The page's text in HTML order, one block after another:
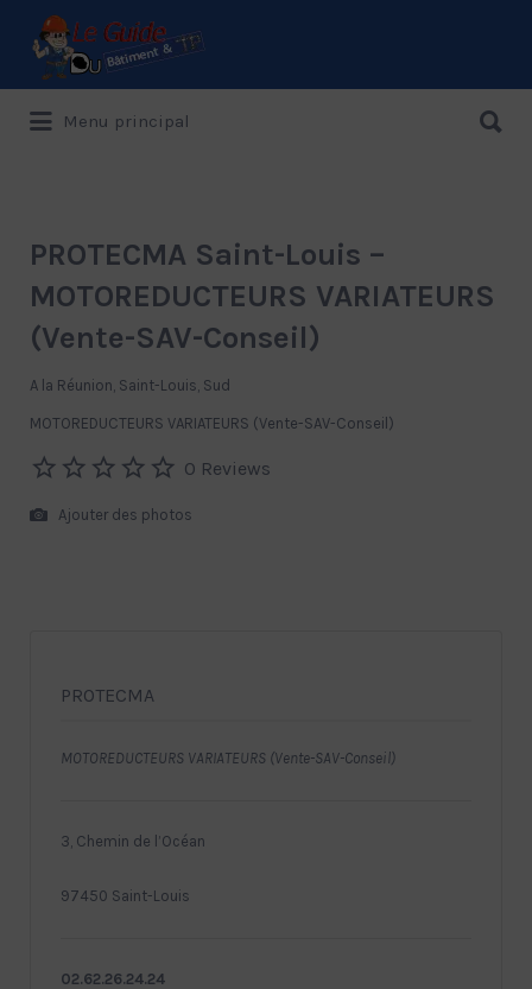
Le Guide de référence depuis 1995
Rechercher:
Menu principal
PROTECMA Saint-Louis –
MOTOREDUCTEURS VARIATEURS
(Vente-SAV-Conseil)
A la Réunion, Saint-Louis, Sud
MOTOREDUCTEURS VARIATEURS (Vente-SAV-Conseil)
0 Reviews
Ajouter des photos
PROTECMA
MOTOREDUCTEURS VARIATEURS (Vente-SAV-Conseil)
3, Chemin de l’Océan
97450 Saint-Louis
02.62.26.24.24